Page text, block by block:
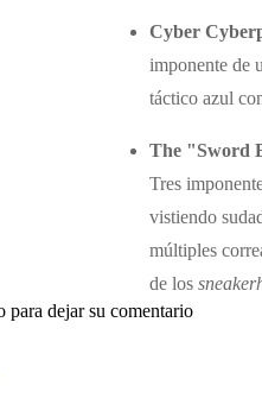
Cyber
imponente de
táctico azul
The "Sword
Tres
vistiendo
múltiples
de los
para dejar su comentario